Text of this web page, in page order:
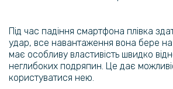
Під час падіння смартфона плівка
удар, все навантаження вона бере
має особливу властивість швидко
неглибоких подряпин. Це дає
користуватися нею.